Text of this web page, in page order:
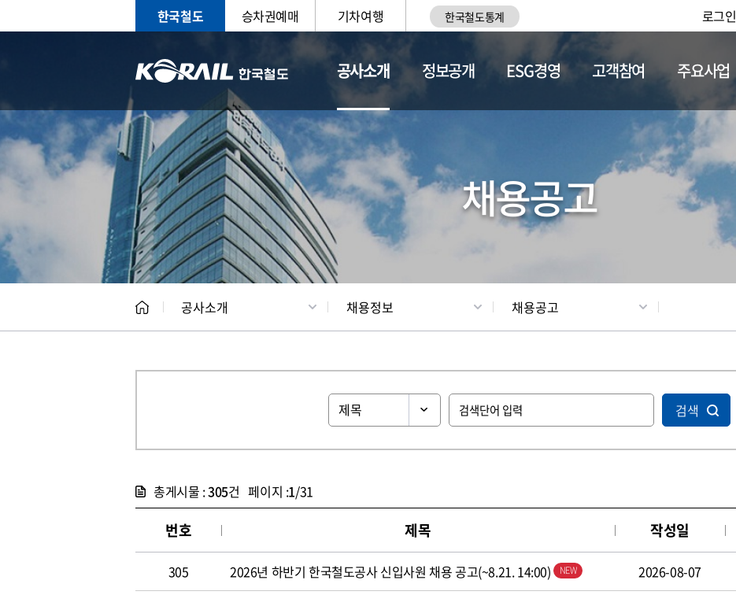
한국철도 승차권예매 기차여행 한국철도통계 로그인
공사소개
CEO 일반현황 채용정보
정보공개 ESG경영 고객참여 주요사업
채용공고
공사소개 채용정보 채용공고
검색
총게시물 :305건 페이지 :1/31
번호 제목 작성일
305 2026년 하반기 한국철도공사 신입사원 채용 공고(~8.21. 14:00) 2026-08-07